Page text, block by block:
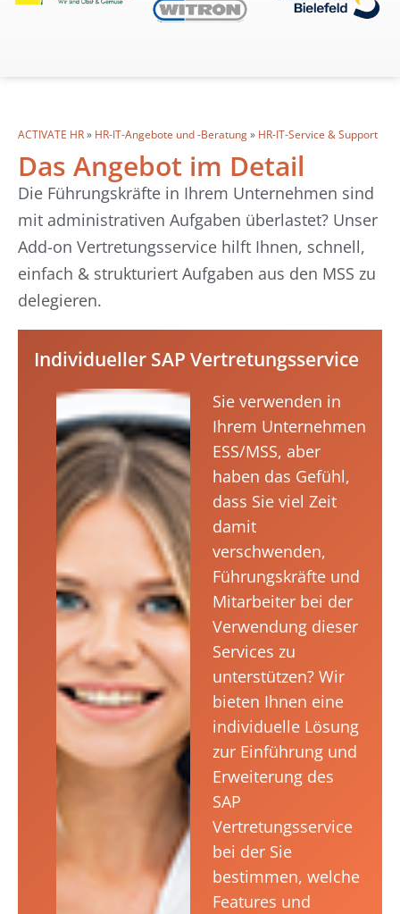
ACTIVATE HR» HR-IT-Angebote und -Beratung» HR-IT-Service & Support
Das Angebot im Detail
Die Führungskräfte in Ihrem Unternehmen sind
mit administrativen Aufgaben überlastet? Unser
Add-on Vertretungsservice hilft Ihnen, schnell,
einfach & strukturiert Aufgaben aus den MSS zu
delegieren.
Individueller SAP Vertretungsservice
Sie verwenden in
Ihrem Unternehmen
ESS/MSS, aber
haben das Gefühl,
dass Sie viel Zeit
damit
verschwenden,
Führungskräfte und
Mitarbeiter bei der
Verwendung dieser
Services zu
unterstützen? Wir
bieten Ihnen eine
individuelle Lösung
zur Einführung und
Erweiterung des
SAP
Vertretungsservice
bei der Sie
bestimmen, welche
Features und